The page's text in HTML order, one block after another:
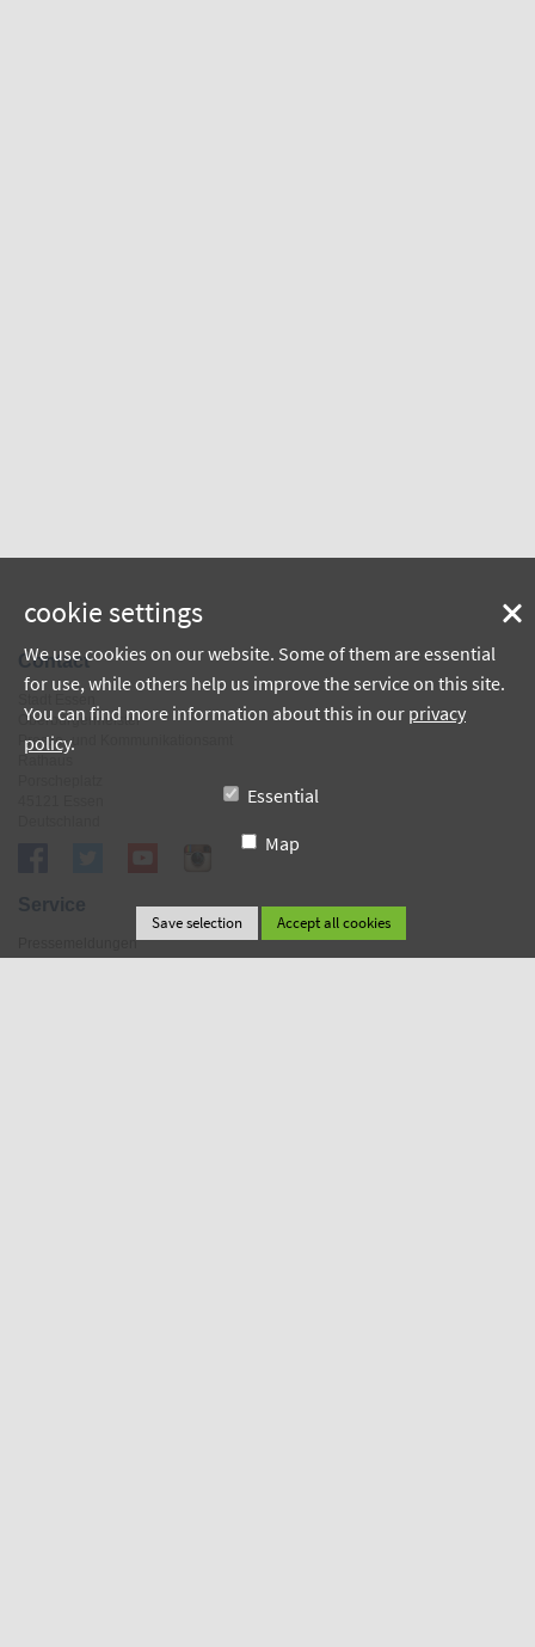
Contact
Oberbürgermeister
Presse- und Kommunikationsamt
Pressemeldungen
cookie settings
We use cookies on our website. Some of them are essential
for use, while others help us improve the service on this site.
You can find more information about this in our privacy
policy.
Essential
Map